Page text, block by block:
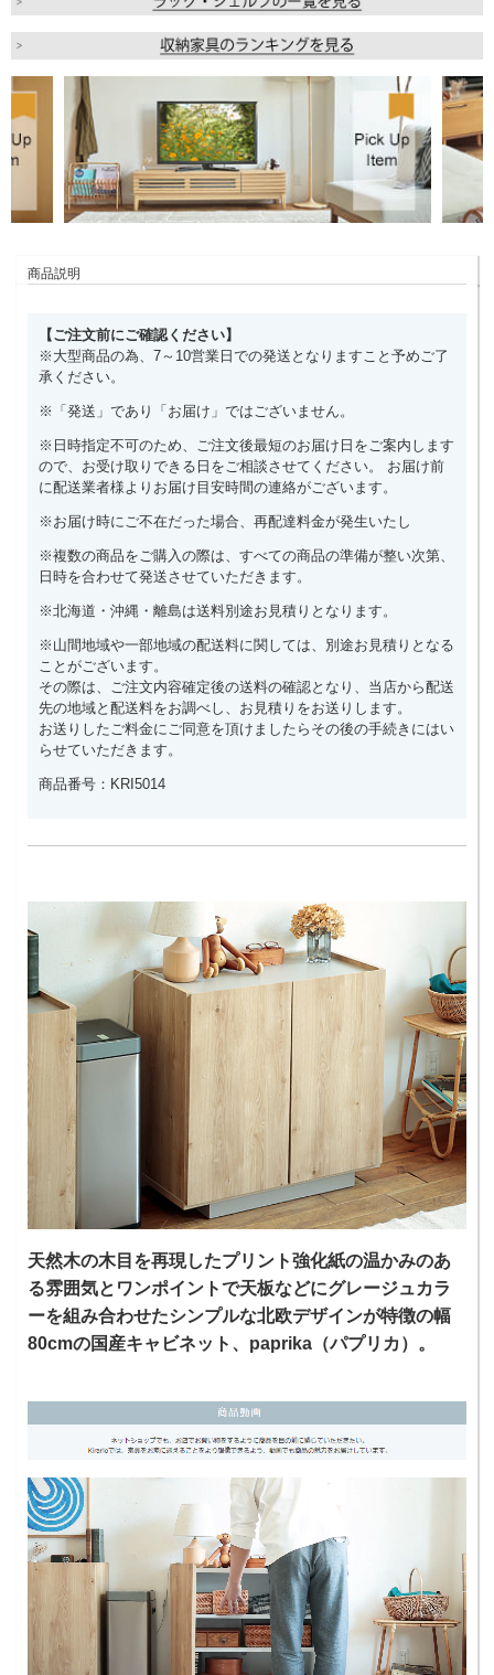
商品説明
【ご注文前にご確認ください】
※大型商品の為、7～10営業日での発送となりますこと予めご了
承ください。
※「発送」であり「お届け」ではございません。
※日時指定不可のため、ご注文後最短のお届け日をご案内します
ので、お受け取りできる日をご相談させてください。 お届け前
に配送業者様よりお届け目安時間の連絡がございます。
※お届け時にご不在だった場合、再配達料金が発生いたし
※複数の商品をご購入の際は、すべての商品の準備が整い次第、
日時を合わせて発送させていただきます。
※北海道・沖縄・離島は送料別途お見積りとなります。
※山間地域や一部地域の配送料に関しては、別途お見積りとなる
ことがございます。
その際は、ご注文内容確定後の送料の確認となり、当店から配送
先の地域と配送料をお調べし、お見積りをお送りします。
お送りしたご料金にご同意を頂けましたらその後の手続きにはい
らせていただきます。
商品番号：KRI5014
天然木の木目を再現したプリント強化紙の温かみのあ
る雰囲気とワンポイントで天板などにグレージュカラ
ーを組み合わせたシンプルな北欧デザインが特徴の幅
80cmの国産キャビネット、paprika（パプリカ）。